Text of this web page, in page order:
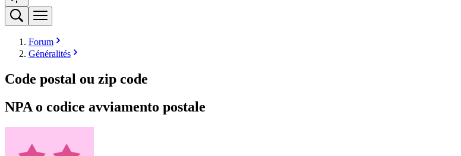
Forum
Généralités
Code postal ou zip code
NPA o codice avviamento postale